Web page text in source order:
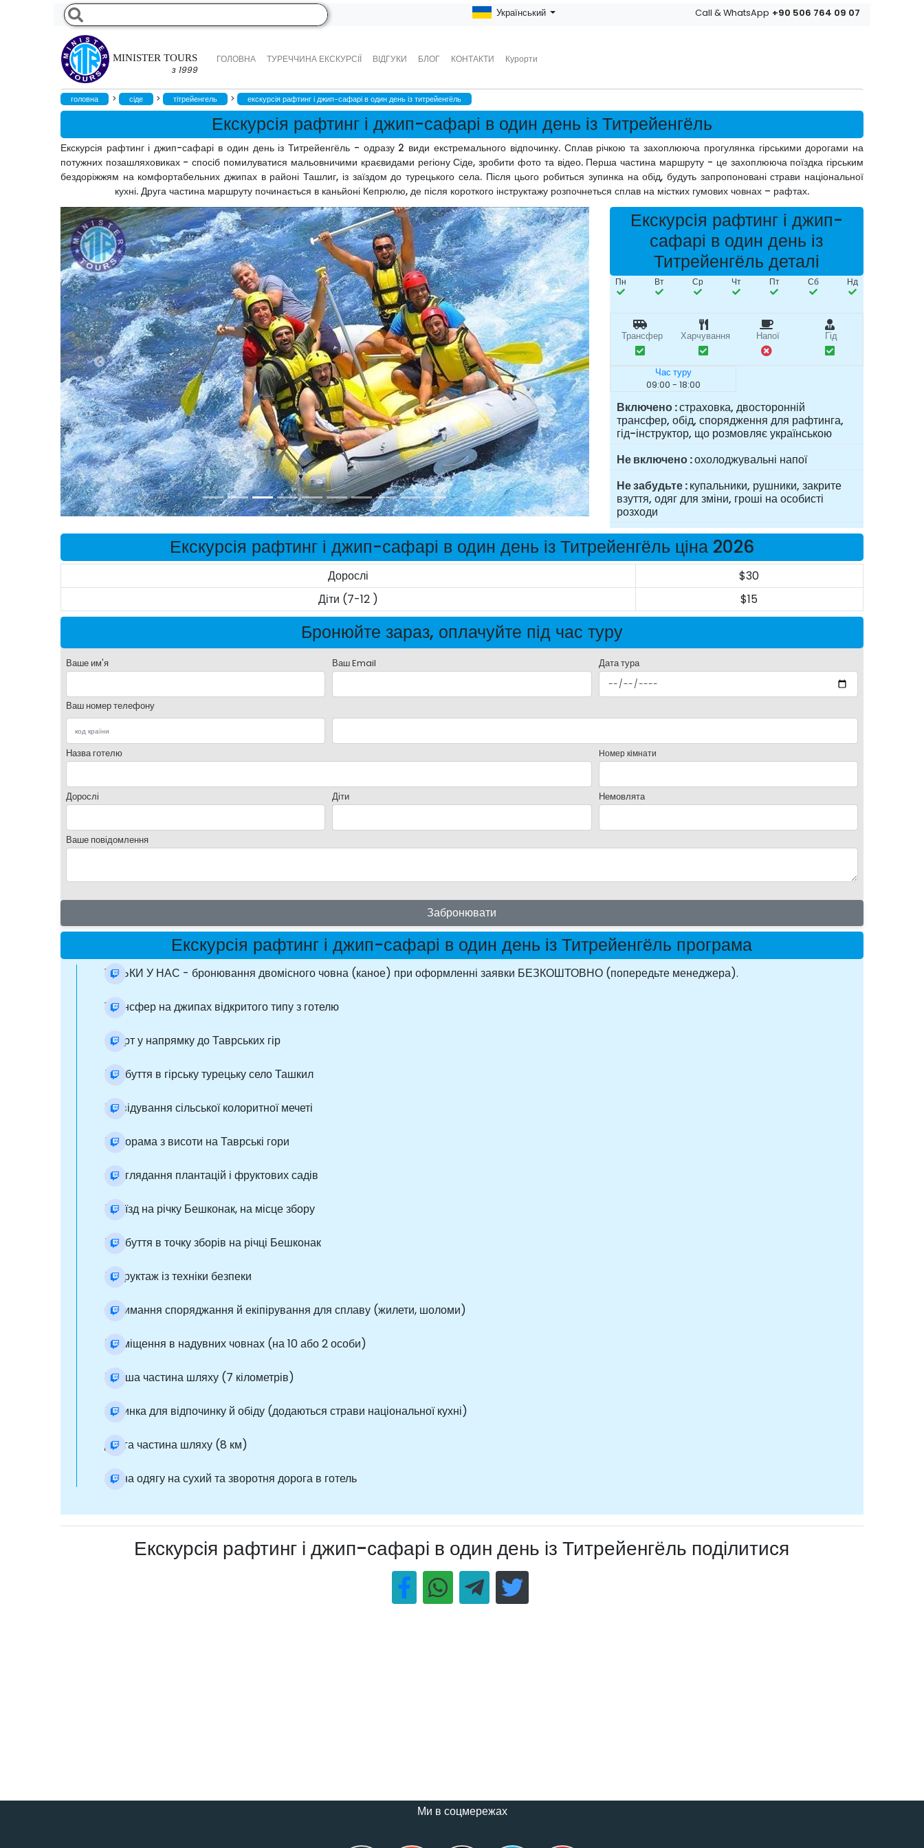
MINISTER TOURS
з 1999
ГОЛОВНА ТУРЕЧЧИНА ЕКСКУРСІЇ ВІДГУКИ БЛОГ КОНТАКТИ Курорти
Український Call & WhatsApp +90 506 764 09 07
головна > сіде > тітрейенгель > екскурсія рафтинг і джип-сафарі в один день із титрейенгёль
Екскурсія рафтинг і джип-сафарі в один день із Титрейенгёль
Екскурсія рафтинг і джип-сафарі в один день із Титрейенгёль - одразу 2 види екстремального відпочинку. Сплав річкою та захоплююча прогулянка гірськими дорогами на
потужних позашляховиках - спосіб помилуватися мальовничими краєвидами регіону Сіде, зробити фото та відео. Перша частина маршруту - це захоплююча поїздка гірським
бездоріжжям на комфортабельних джипах в районі Ташлиг, із заїздом до турецького села. Після цього робиться зупинка на обід, будуть запропоновані страви національної
кухні. Друга частина маршруту починається в каньйоні Кепрюлю, де після короткого інструктажу розпочнеться сплав на містких гумових човнах – рафтах.
Екскурсія рафтинг і джип-
сафарі в один день із
Титрейенгёль деталі
Пн Вт Ср Чт Пт Сб Нд
Трансфер Харчування Напої Гід
Час туру
09:00 - 18:00
Включено страховка, двосторонній
трансфер, обід, спорядження для рафтинга,
гід-інструктор, що розмовляє українською
Не включено охолоджувальні напої
Не забудьте купальники, рушники, закрите
взуття, одяг для зміни, гроші на особисті
розходи
Екскурсія рафтинг і джип-сафарі в один день із Титрейенгёль ціна 2026
Дорослі
$30
Діти (7-12 )
$15
Бронюйте зараз, оплачуйте під час туру
Ваше им'я Ваш Email Дата тура
Ваш номер телефону
Назва готелю Номер кімнати
Дорослі Діти Немовлята
Ваше повідомлення
Забронювати
Екскурсія рафтинг і джип-сафарі в один день із Титрейенгёль програма
ТІЛЬКИ У НАС - бронювання двомісного човна (каное) при оформленні заявки БЕЗКОШТОВНО (попередьте менеджера).
Трансфер на джипах відкритого типу з готелю
Старт у напрямку до Таврських гір
Прибуття в гірську турецьку село Ташкил
Відвідування сільської колоритної мечеті
Панорама з висоти на Таврські гори
Споглядання плантацій і фруктових садів
Приїзд на річку Бешконак, на місце збору
Прибуття в точку зборів на річці Бешконак
Інструктаж із техніки безпеки
Отримання споряджання й екіпірування для сплаву (жилети, шоломи)
Розміщення в надувних човнах (на 10 або 2 особи)
Перша частина шляху (7 кілометрів)
Зупинка для відпочинку й обіду (додаються страви національної кухні)
Друга частина шляху (8 км)
Зміна одягу на сухий та зворотня дорога в готель
Екскурсія рафтинг і джип-сафарі в один день із Титрейенгёль поділитися
Ми в соцмережах